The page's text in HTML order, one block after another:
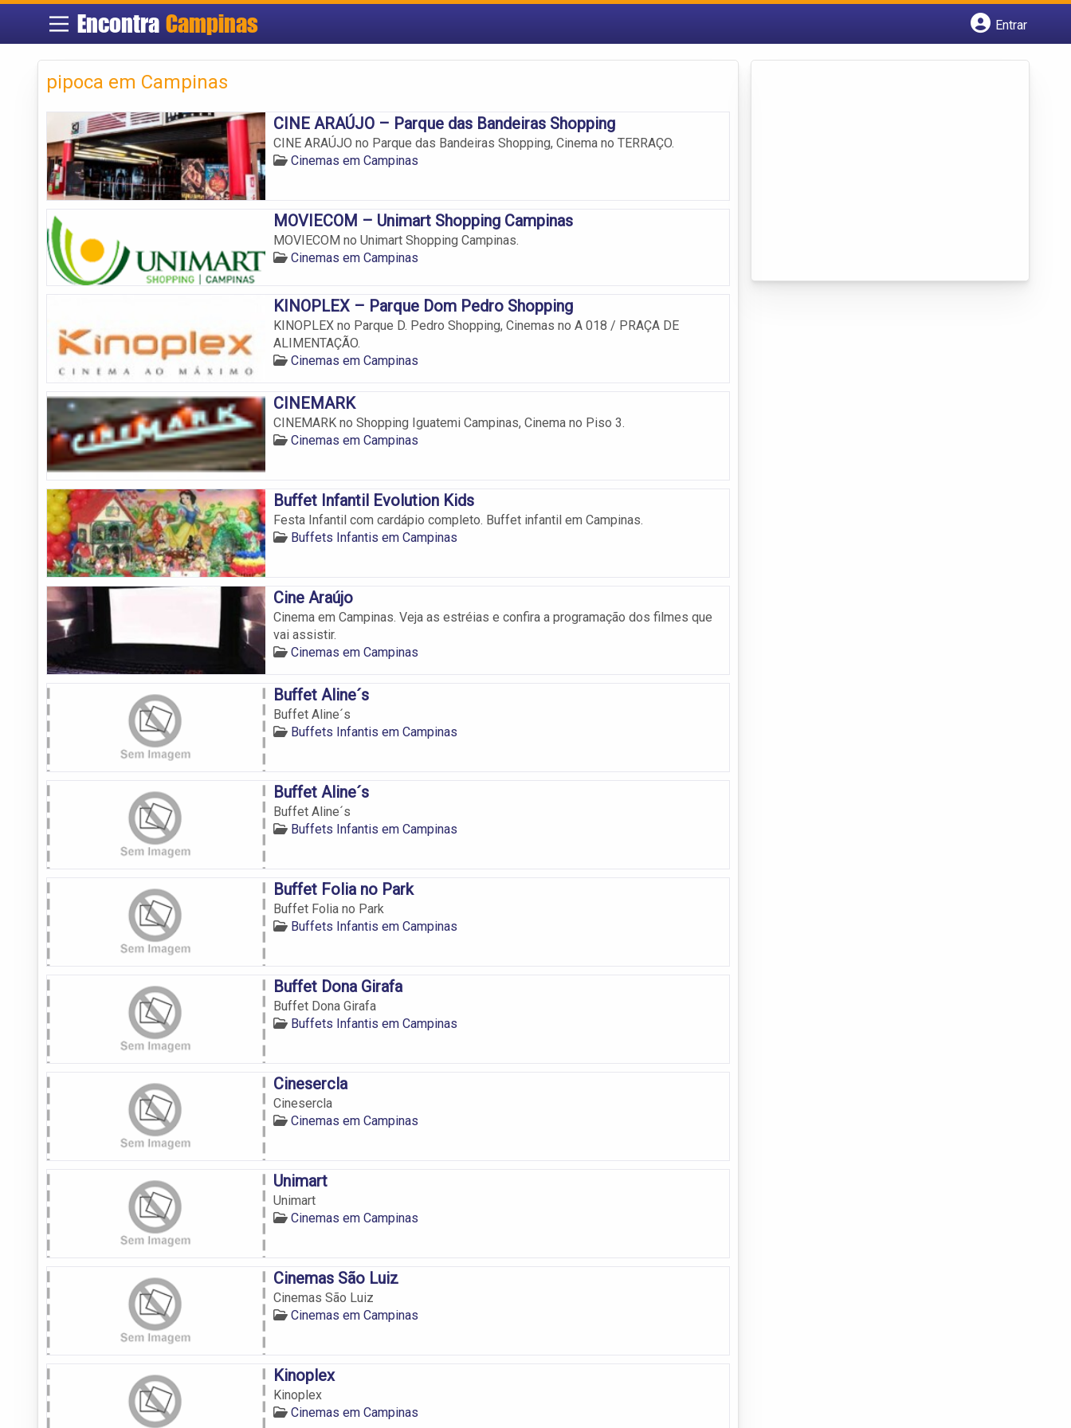
EncontraCampinas
Entrar
pipoca em Campinas
CINE ARAÚJO – Parque das Bandeiras Shopping
CINE ARAÚJO no Parque das Bandeiras Shopping, Cinema no TERRAÇO.
Cinemas em Campinas
MOVIECOM – Unimart Shopping Campinas
MOVIECOM no Unimart Shopping Campinas.
Cinemas em Campinas
KINOPLEX – Parque Dom Pedro Shopping
KINOPLEX no Parque D. Pedro Shopping, Cinemas no A 018 / PRAÇA DE
ALIMENTAÇÃO.
Cinemas em Campinas
CINEMARK
CINEMARK no Shopping Iguatemi Campinas, Cinema no Piso 3.
Cinemas em Campinas
Buffet Infantil Evolution Kids
Festa Infantil com cardápio completo. Buffet infantil em Campinas.
Buffets Infantis em Campinas
Cine Araújo
Cinema em Campinas. Veja as estréias e confira a programação dos filmes que
vai assistir.
Cinemas em Campinas
Buffet Aline´s
Buffet Aline´s
Buffets Infantis em Campinas
Buffet Aline´s
Buffet Aline´s
Buffets Infantis em Campinas
Buffet Folia no Park
Buffet Folia no Park
Buffets Infantis em Campinas
Buffet Dona Girafa
Buffet Dona Girafa
Buffets Infantis em Campinas
Cinesercla
Cinesercla
Cinemas em Campinas
Unimart
Unimart
Cinemas em Campinas
Cinemas São Luiz
Cinemas São Luiz
Cinemas em Campinas
Kinoplex
Kinoplex
Cinemas em Campinas